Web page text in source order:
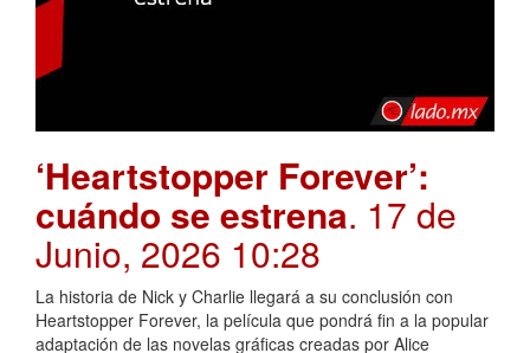
‘Heartstopper Forever’:
cuándo se estrena. 17 de
Junio, 2026 10:28
La historia de Nick y Charlie llegará a su conclusión con
Heartstopper Forever, la película que pondrá fin a la popular
adaptación de las novelas gráficas creadas por Alice